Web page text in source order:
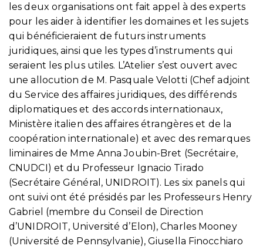
les deux organisations ont fait appel à des experts
pour les aider à identifier les domaines et les sujets
qui bénéficieraient de futurs instruments
juridiques, ainsi que les types d’instruments qui
seraient les plus utiles. L’Atelier s’est ouvert avec
une allocution de M. Pasquale Velotti (Chef adjoint
du Service des affaires juridiques, des différends
diplomatiques et des accords internationaux,
Ministère italien des affaires étrangères et de la
coopération internationale) et avec des remarques
liminaires de Mme Anna Joubin-Bret (Secrétaire,
CNUDCI) et du Professeur Ignacio Tirado
(Secrétaire Général, UNIDROIT). Les six panels qui
ont suivi ont été présidés par les Professeurs Henry
Gabriel (membre du Conseil de Direction
d’UNIDROIT, Université d’Elon), Charles Mooney
(Université de Pennsylvanie), Giusella Finocchiaro